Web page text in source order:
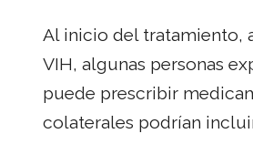
Al inicio del tratamiento,
VIH, algunas personas
puede prescribir
colaterales podrían